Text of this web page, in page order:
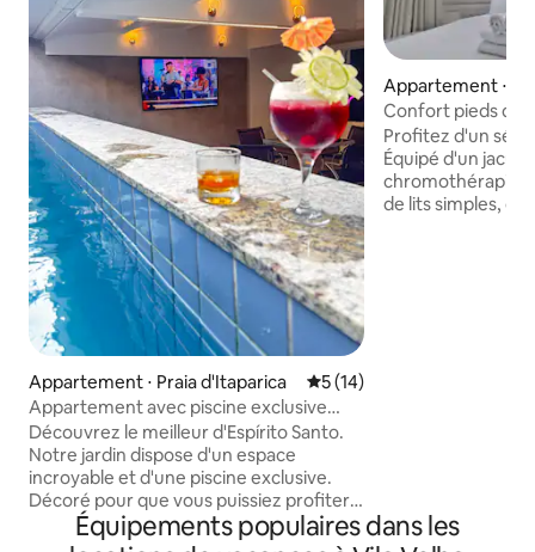
Appartement ⋅ Praia d'Itaparica Évaluation moyenne sur la
5 (14)
Appartement avec piscine exclusive
(Garden)
Découvrez le meilleur d'Espírito Santo.
Notre jardin dispose d'un espace
incroyable et d'une piscine exclusive.
Décoré pour que vous puissiez profiter
des meilleurs moments près de la mer
dans le meilleur emplacement de la
Appartement ⋅
sta
Confort pieds
sur la plage de la
Profitez d'un
Équipé d'un
chromothérapie,
de lits simples, de
Équipements populaires dans les